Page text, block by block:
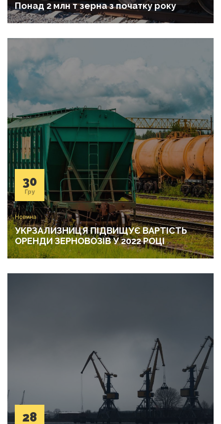
Понад 2 млн т зерна з початку року
30
Гру
Новина
УКРЗАЛИЗНИЦЯ ПІДВИЩУЄ ВАРТІСТЬ
ОРЕНДИ ЗЕРНОВОЗІВ У 2022 РОЦІ
28